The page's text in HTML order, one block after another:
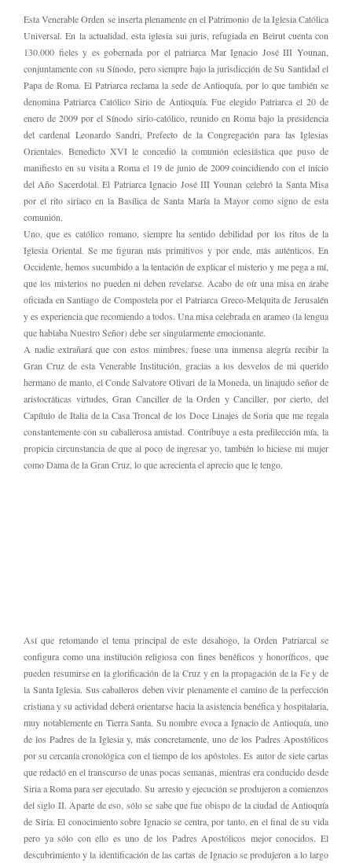
Esta Venerable Orden se inserta plenamente en el Patrimonio de la Iglesia Católica
Universal. En la actualidad, esta iglesia sui juris, refugiada en Beirut cuenta con
130.000 fieles y es gobernada por el patriarca Mar Ignacio José III Younan,
conjuntamente con su Sínodo, pero siempre bajo la jurisdicción de Su Santidad el
Papa de Roma. El Patriarca reclama la sede de Antioquía, por lo que también se
denomina Patriarca Católico Sirio de Antioquía. Fue elegido Patriarca el 20 de
enero de 2009 por el Sínodo sirio-católico, reunido en Roma bajo la presidencia
del cardenal Leonardo Sandri, Prefecto de la Congregación para las Iglesias
Orientales. Benedicto XVI le concedió la comunión eclesiástica que puso de
manifiesto en su visita a Roma el 19 de junio de 2009 coincidiendo con el inicio
del Año Sacerdotal. El Patriarca Ignacio José III Younan celebró la Santa Misa
por el rito siriaco en la Basílica de Santa María la Mayor como signo de esta
comunión.
Uno, que es católico romano, siempre ha sentido debilidad por los ritos de la
Iglesia Oriental. Se me figuran más primitivos y por ende, más auténticos. En
Occidente, hemos sucumbido a la tentación de explicar el misterio y me pega a mí,
que los misterios no pueden ni deben revelarse. Acabo de oír una misa en árabe
oficiada en Santiago de Compostela por el Patriarca Greco-Melquita de Jerusalén
y es experiencia que recomiendo a todos. Una misa celebrada en arameo (la lengua
que hablaba Nuestro Señor) debe ser singularmente emocionante.
A nadieextrañará que con estos mimbres, fuese una inmensa alegría recibir la
Gran Cruz de esta Venerable Institución, gracias a los desvelos de mi querido
hermano de manto, el Conde Salvatore Olivari de la Moneda, un linajudo señor de
aristocráticas virtudes, Gran Canciller de la Orden y Canciller, por cierto, del
Capítulo de Italia de la Casa Troncal de los Doce Linajes de Soria que me regala
constantemente con su caballerosa amistad. Contribuye a esta predilección mía, la
propicia circunstancia de que al poco de ingresar yo, también lo hiciese mi mujer
como Dama de la Gran Cruz, lo que acrecienta el aprecio que le tengo.
Así que retomando el tema principal de este desahogo, la Orden Patriarcal se
configura como una institución religiosa con fines benéficos y honoríficos, que
pueden resumirse en la glorificación de la Cruz y en la propagación de la Fe y de
la Santa Iglesia. Sus caballeros deben vivir plenamente el camino de la perfección
cristiana y su actividad deberá orientarse hacia la asistencia benéfica y hospitalaria,
muy notablemente en Tierra Santa. Su nombre evoca a Ignacio de Antioquía, uno
de los Padres de la Iglesia y, más concretamente, uno de los Padres Apostólicos
por su cercanía cronológica con el tiempo de los apóstoles. Es autor de siete cartas
que redactó en el transcurso de unas pocas semanas, mientras era conducido desde
Siria a Roma para ser ejecutado. Su arresto y ejecución se produjeron a comienzos
del siglo II. Aparte de eso, sólo se sabe que fue obispo de la ciudad de Antioquía
de Siria. El conocimiento sobre Ignacio se centra, por tanto, en el final de su vida
pero ya sólo con ello es uno de los Padres Apostólicos mejor conocidos. El
descubrimiento y la identificación de las cartas de Ignacio se produjeron a lo largo